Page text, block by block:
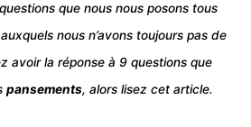
que nous nous posons tous
nous n’avons toujours pas de
avoir la réponse à 9 questions que
pansements, alors lisez cet article.